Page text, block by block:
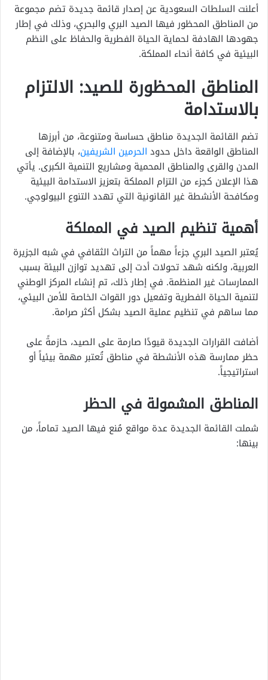
أعلنت السلطات السعودية عن إصدار قائمة جديدة تضم مجموعة
من المناطق المحظور فيها الصيد البري والبحري، وذلك في إطار
جهودها الهادفة لحماية الحياة الفطرية والحفاظ على النظم
البيئية في كافة أنحاء المملكة.
المناطق المحظورة للصيد: الالتزام
بالاستدامة
تضم القائمة الجديدة مناطق حساسة ومتنوعة، من أبرزها
المناطق الواقعة داخل حدود الحرمين الشريفين، بالإضافة إلى
المدن والقرى والمناطق المحمية ومشاريع التنمية الكبرى. يأتي
هذا الإعلان كجزء من التزام المملكة بتعزيز الاستدامة البيئية
ومكافحة الأنشطة غير القانونية التي تهدد التنوع البيولوجي.
أهمية تنظيم الصيد في المملكة
يُعتبر الصيد البري جزءاً مهماً من التراث الثقافي في شبه الجزيرة
العربية، ولكنه شهد تحولات أدت إلى تهديد توازن البيئة بسبب
الممارسات غير المنظمة. في إطار ذلك، تم إنشاء المركز الوطني
لتنمية الحياة الفطرية وتفعيل دور القوات الخاصة للأمن البيئي،
مما ساهم في تنظيم عملية الصيد بشكل أكثر صرامة.
أضافت القرارات الجديدة قيودًا صارمة على الصيد، حازمةً على
حظر ممارسة هذه الأنشطة في مناطق تُعتبر مهمة بيئياً أو
استراتيجياً.
المناطق المشمولة في الحظر
شملت القائمة الجديدة عدة مواقع مُنع فيها الصيد تماماً، من
بينها: